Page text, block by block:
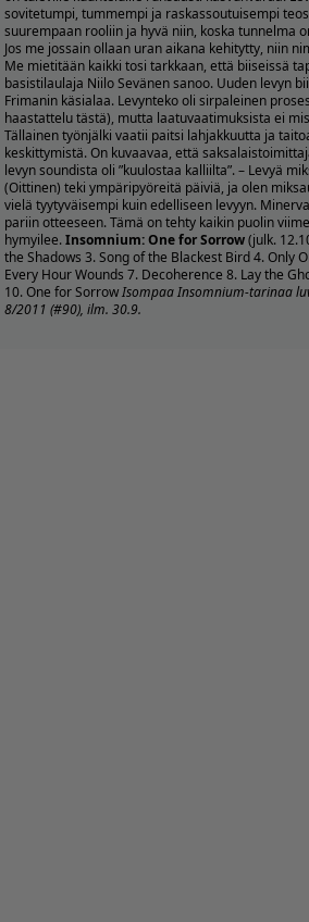
sovitetumpi, tummempi ja raskassoutuisempi
suurempaan rooliin ja hyvä niin, koska tunnelma
Jos me jossain ollaan uran aikana kehitytty, niin
Me mietitään kaikki tosi tarkkaan, että biiseissä
basistilaulaja Niilo Sevänen sanoo. Uuden levyn
Frimanin käsialaa. Levynteko oli sirpaleinen
haastattelutästä), mutta laatuvaatimuksista ei
Tällainen työnjälki vaatii paitsi lahjakkuutta ja
keskittymistä. On kuvaavaa, että
levyn soundista oli ”kuulostaa kalliilta”. – Levyä
(Oittinen) teki ympäripyöreitä päiviä, ja olen
vielä tyytyväisempi kuin edelliseen levyyn.
pariin otteeseen. Tämä on tehty kaikin puolin
hymyilee.Insomnium: One for Sorrow(julk.
the Shadows 3. Song of the Blackest Bird 4. Only
Every Hour Wounds 7. Decoherence 8. Lay the
10. One for SorrowIsompaa Insomnium-tarinaa
8/2011 (#90), ilm. 30.9.